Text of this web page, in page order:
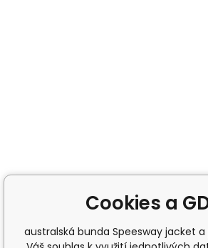
Cookies a
australská bunda Speesway jacket